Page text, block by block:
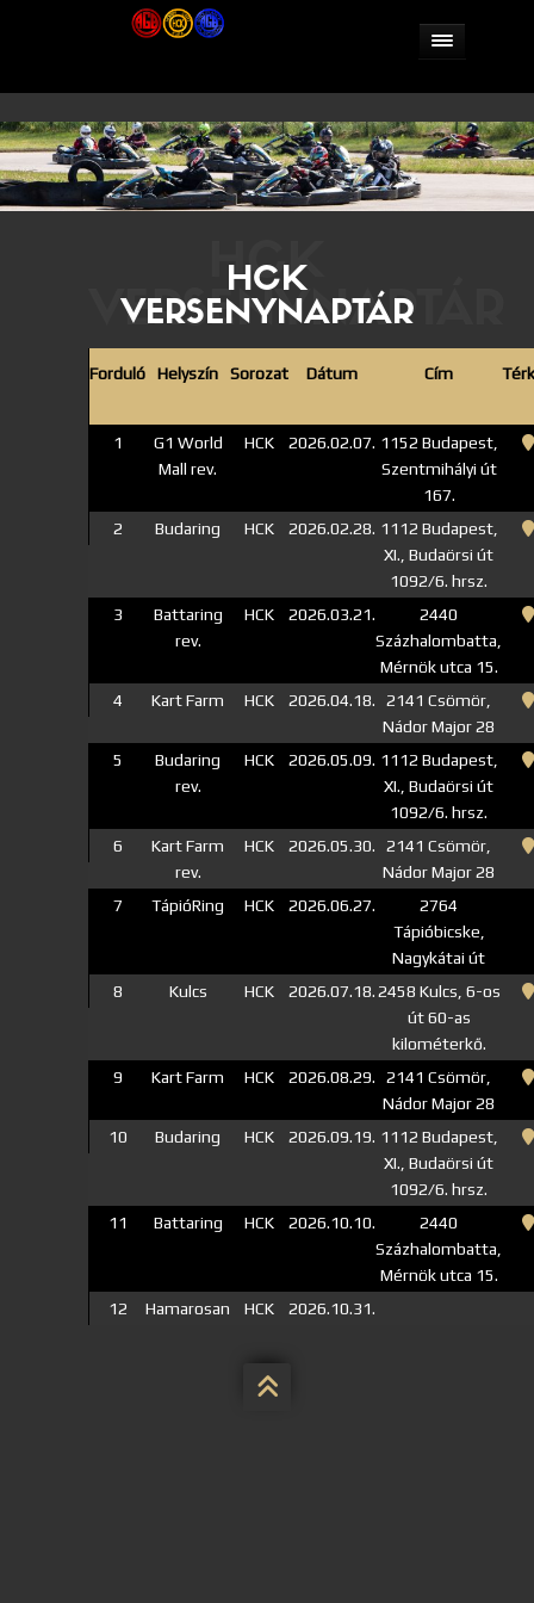
HCK
VERSENYNAPTÁR
HCK
VERSENYNAPTÁR
Forduló Helyszín Sorozat Dátum Cím
1
G1 World
Mall rev.
HCK 2026.02.07. 1152 Budapest,
Szentmihályi út
167.
2
Budaring HCK 2026.02.28. 1112 Budapest,
XI., Budaörsi út
1092/6. hrsz.
3
Battaring
rev.
HCK 2026.03.21.
2440
Százhalombatta,
Mérnök utca 15.
4
Kart Farm HCK 2026.04.18.
2141 Csömör,
Nádor Major 28
5
Budaring
rev.
HCK 2026.05.09. 1112 Budapest,
XI., Budaörsi út
1092/6. hrsz.
6
Kart Farm
rev.
HCK 2026.05.30.
2141 Csömör,
Nádor Major 28
7
TápióRing HCK 2026.06.27.
2764
Tápióbicske,
Nagykátai út
8
Kulcs HCK 2026.07.18.2458 Kulcs, 6-os
út 60-as
kilométerkő.
9
Kart Farm HCK 2026.08.29.
2141 Csömör,
Nádor Major 28
10
Budaring HCK 2026.09.19. 1112 Budapest,
XI., Budaörsi út
1092/6. hrsz.
11
Battaring HCK 2026.10.10.
2440
Százhalombatta,
Mérnök utca 15.
12
Hamarosan HCK 2026.10.31.
